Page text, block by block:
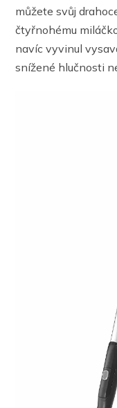
můžete svůj
čtyřnohému
navíc vyvinul
snížené hlučnosti